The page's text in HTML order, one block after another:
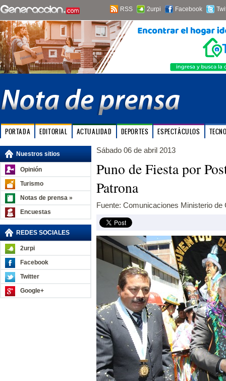
RSS 2urpi Facebook
PORTADA EDITORIAL ACTUALIDAD DEPORTES ESPECTÁCULOS
Nuestros sitios
Opinión
Turismo
Notas de prensa »
Encuestas
REDES SOCIALES
2urpi
Facebook
Twitter
Google+
Sábado 06 de abril 2013
Puno de Fiesta por
Patrona
Fuente: Comunicaciones Ministerio de